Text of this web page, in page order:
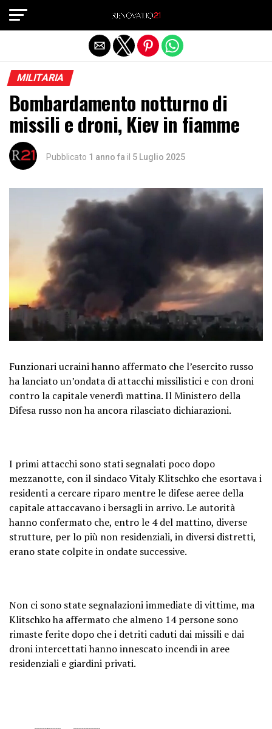
MILITARIA
Bombardamento notturno di
missili e droni, Kiev in fiamme
Pubblicato 1 anno fa il 5 Luglio 2025
Funzionari ucraini hanno affermato che l’esercito russo
ha lanciato un’ondata di attacchi missilistici e con droni
contro la capitale venerdì mattina. Il Ministero della
Difesa russo non ha ancora rilasciato dichiarazioni.
I primi attacchi sono stati segnalati poco dopo
mezzanotte, con il sindaco Vitaly Klitschko che esortava i
residenti a cercare riparo mentre le difese aeree della
capitale attaccavano i bersagli in arrivo. Le autorità
hanno confermato che, entro le 4 del mattino, diverse
strutture, per lo più non residenziali, in diversi distretti,
erano state colpite in ondate successive.
Non ci sono state segnalazioni immediate di vittime, ma
Klitschko ha affermato che almeno 14 persone sono
rimaste ferite dopo che i detriti caduti dai missili e dai
droni intercettati hanno innescato incendi in aree
residenziali e giardini privati.
Exit mobile version